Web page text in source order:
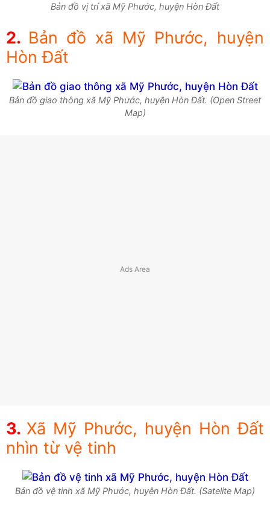
Bản đồ vị trí xã Mỹ Phước, huyện Hòn Đất
Bản đồ xã Mỹ Phước, huyện
Hòn Đất
Bản đồ giao thông xã Mỹ Phước, huyện Hòn Đất. (Open Street
Map)
Xã Mỹ Phước, huyện Hòn Đất
nhìn từ vệ tinh
Bản đồ vệ tinh xã Mỹ Phước, huyện Hòn Đất. (Satelite Map)